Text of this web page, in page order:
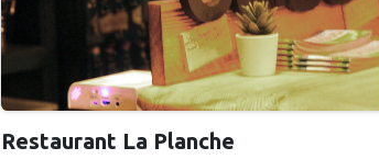
Restaurant La Planche